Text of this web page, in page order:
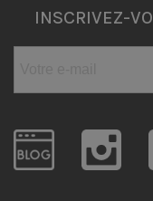
INSCRIVEZ-